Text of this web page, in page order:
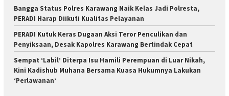
Bangga Status Polres Karawang Naik Kelas Jadi Polresta,
PERADI Harap Diikuti Kualitas Pelayanan
PERADI Kutuk Keras Dugaan Aksi Teror Penculikan dan
Penyiksaan, Desak Kapolres Karawang Bertindak Cepat
Sempat ‘Labil’ Diterpa Isu Hamili Perempuan di Luar Nikah,
Kini Kadishub Muhana Bersama Kuasa Hukumnya Lakukan
‘Perlawanan’